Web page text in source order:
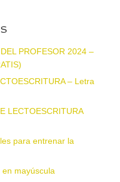
PROFESOR 2024 –
– Letra
LECTOESCRITURA
para entrenar la
mayúscula